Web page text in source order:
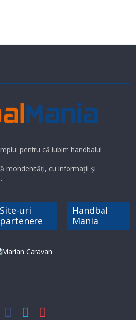
pentru că iubim handbalul!
mondenități, cu informații și
Site-uri
partenere
Handbal
Mania